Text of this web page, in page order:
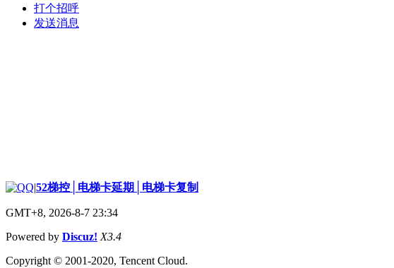
打个招呼
发送消息
|52梯控│电梯卡延期│电梯卡复制
GMT+8, 2026-8-7 23:34
Powered by Discuz! X3.4
Copyright © 2001-2020, Tencent Cloud.